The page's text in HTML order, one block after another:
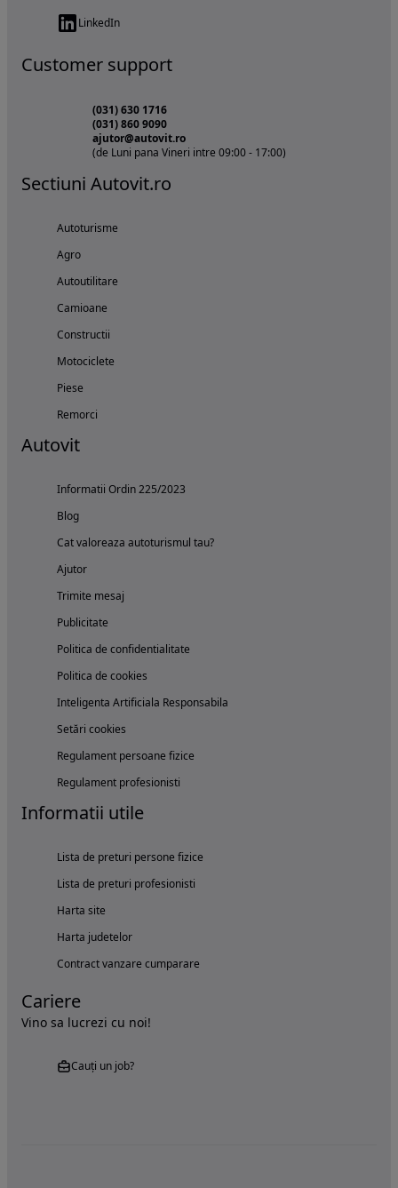
LinkedIn
Customer support
(031) 630 1716
(031) 860 9090
ajutor@autovit.ro
(de Luni pana Vineri intre 09:00 - 17:00)
Sectiuni Autovit.ro
Autoturisme
Agro
Autoutilitare
Camioane
Constructii
Motociclete
Piese
Remorci
Autovit
Informatii Ordin 225/2023
Blog
Cat valoreaza autoturismul tau?
Ajutor
Trimite mesaj
Publicitate
Politica de confidentialitate
Politica de cookies
Inteligenta Artificiala Responsabila
Setări cookies
Regulament persoane fizice
Regulament profesionisti
Informatii utile
Lista de preturi persone fizice
Lista de preturi profesionisti
Harta site
Harta judetelor
Contract vanzare cumparare
Cariere
Vino sa lucrezi cu noi!
Cauți un job?